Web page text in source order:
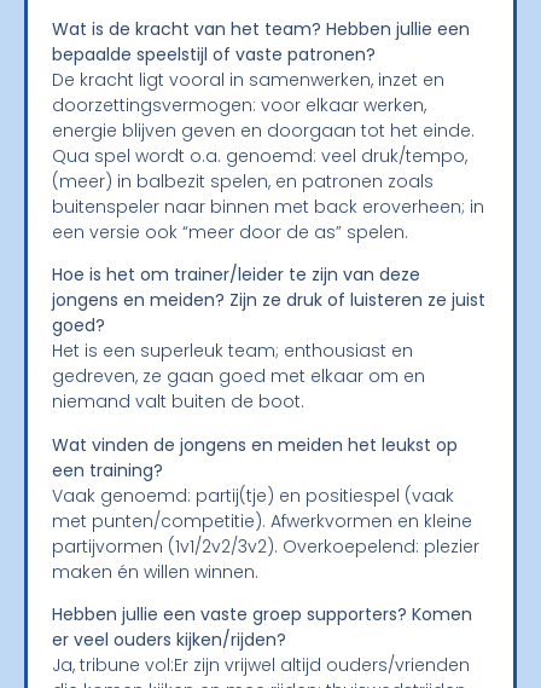
Wat is de kracht van het team? Hebben jullie een
bepaalde speelstijl of vaste patronen?
De kracht ligt vooral in samenwerken, inzet en
doorzettingsvermogen: voor elkaar werken,
energie blijven geven en doorgaan tot het einde.
Qua spel wordt o.a. genoemd: veel druk/tempo,
(meer) in balbezit spelen, en patronen zoals
buitenspeler naar binnen met back eroverheen; in
een versie ook “meer door de as” spelen.
Hoe is het om trainer/leider te zijn van deze
jongens en meiden? Zijn ze druk of luisteren ze juist
goed?
Het is een superleuk team; enthousiast en
gedreven, ze gaan goed met elkaar om en
niemand valt buiten de boot.
Wat vinden de jongens en meiden het leukst op
een training?
Vaak genoemd: partij(tje) en positiespel (vaak
met punten/competitie). Afwerkvormen en kleine
partijvormen (1v1/2v2/3v2). Overkoepelend: plezier
maken én willen winnen.
Hebben jullie een vaste groep supporters? Komen
er veel ouders kijken/rijden?
Ja, tribune vol:Er zijn vrijwel altijd ouders/vrienden